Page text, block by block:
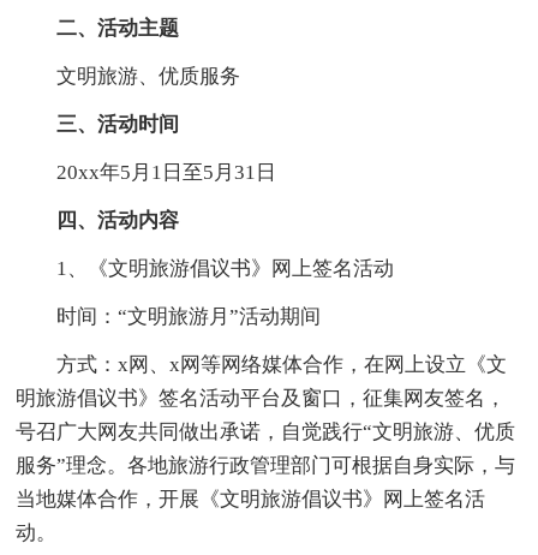
二、活动主题
文明旅游、优质服务
三、活动时间
20xx年5月1日至5月31日
四、活动内容
1、《文明旅游倡议书》网上签名活动
时间：“文明旅游月”活动期间
方式：x网、x网等网络媒体合作，在网上设立《文
明旅游倡议书》签名活动平台及窗口，征集网友签名，
号召广大网友共同做出承诺，自觉践行“文明旅游、优质
服务”理念。各地旅游行政管理部门可根据自身实际，与
当地媒体合作，开展《文明旅游倡议书》网上签名活
动。